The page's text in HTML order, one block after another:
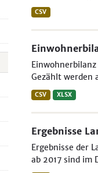
CSV
Gezählt werden
CSV XLSX
Ergebnisse
Ergebnisse der
ab 2017 sind im